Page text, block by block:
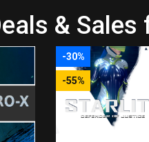
& Sales
-30%
-55%